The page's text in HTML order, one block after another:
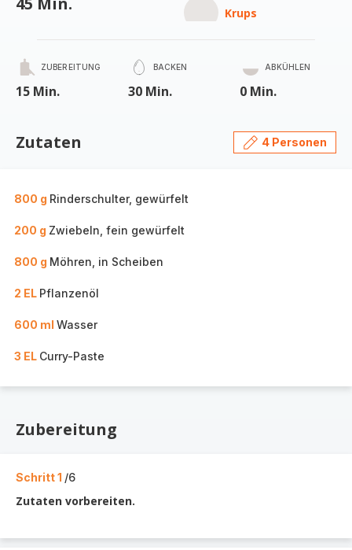
Krups
ZUBEREITUNG
15 Min.
BACKEN
30 Min.
ABKÜHLEN
0 Min.
Zutaten 4 Personen
800 g Rinderschulter, gewürfelt
200 g Zwiebeln, fein gewürfelt
800 g Möhren, in Scheiben
2 EL Pflanzenöl
600 ml Wasser
3 EL Curry-Paste
Zubereitung
Schritt 1 /6
Zutaten vorbereiten.